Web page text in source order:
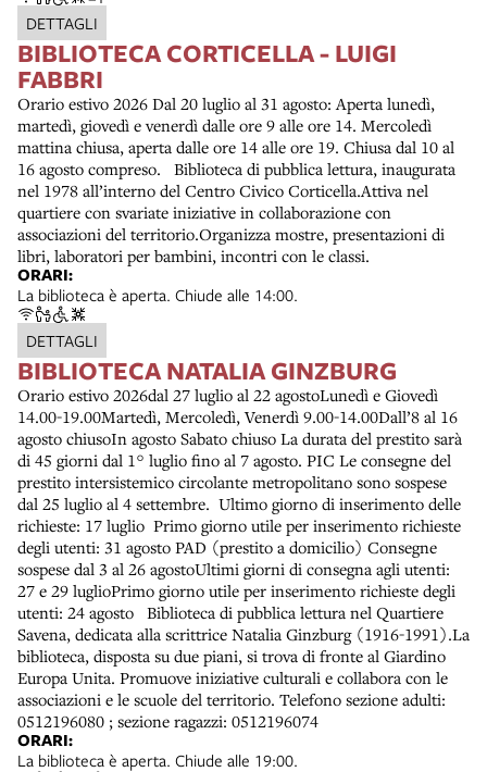
DETTAGLI
BIBLIOTECA CORTICELLA - LUIGI
FABBRI
Orario estivo 2026 Dal 20 luglio al 31 agosto: Aperta lunedì,
martedì, giovedì e venerdì dalle ore 9 alle ore 14. Mercoledì
mattina chiusa, aperta dalle ore 14 alle ore 19. Chiusa dal 10 al
16 agosto compreso. Biblioteca di pubblica lettura, inaugurata
nel 1978 all’interno del Centro Civico Corticella.Attiva nel
quartiere con svariate iniziative in collaborazione con
associazioni del territorio.Organizza mostre, presentazioni di
libri, laboratori per bambini, incontri con le classi.
ORARI:
La biblioteca è aperta. Chiude alle 14:00.
DETTAGLI
BIBLIOTECA NATALIA GINZBURG
Orario estivo 2026dal 27 luglio al 22 agostoLunedì e Giovedì
14.00-19.00Martedì, Mercoledì, Venerdì 9.00-14.00Dall’8 al 16
agosto chiusoIn agosto Sabato chiuso La durata del prestito sarà
di 45 giorni dal 1° luglio fino al 7 agosto. PIC Le consegne del
prestito intersistemico circolante metropolitano sono sospese
dal 25 luglio al 4 settembre. Ultimo giorno di inserimento delle
richieste: 17 luglio Primo giorno utile per inserimento richieste
degli utenti: 31 agosto PAD (prestito a domicilio) Consegne
sospese dal 3 al 26 agostoUltimi giorni di consegna agli utenti:
27 e 29 luglioPrimo giorno utile per inserimento richieste degli
utenti: 24 agosto Biblioteca di pubblica lettura nel Quartiere
Savena, dedicata alla scrittrice Natalia Ginzburg (1916-1991).La
biblioteca, disposta su due piani, si trova di fronte al Giardino
Europa Unita. Promuove iniziative culturali e collabora con le
associazioni e le scuole del territorio. Telefono sezione adulti:
0512196080 ; sezione ragazzi: 0512196074
ORARI:
La biblioteca è aperta. Chiude alle 19:00.